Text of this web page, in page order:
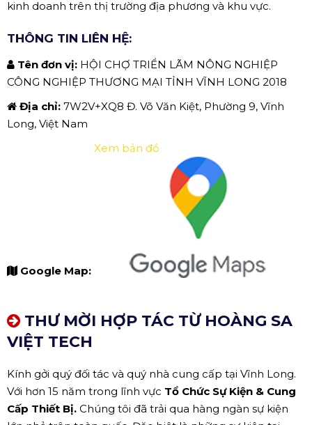
kinh doanh trên thị trường địa phương và khu vực.
THÔNG TIN LIÊN HỆ:
Tên đơn vị: HỘI CHỢ TRIỂN LÃM NÔNG NGHIỆP
CÔNG NGHIỆP THƯƠNG MẠI TỈNH VĨNH LONG 2018
Địa chỉ: 7W2V+XQ8 Đ. Võ Văn Kiệt, Phường 9, Vĩnh
Long, Việt Nam
Google Map:
Xem bản đồ
THƯ MỜI HỢP TÁC TỪ HOÀNG SA
VIỆT TECH
Kính gởi quý đối tác và quý nhà cung cấp tại Vĩnh Long.
Với hơn 15 năm trong lĩnh vực Tổ Chức Sự Kiện & Cung
Cấp Thiết Bị. Chúng tôi đã trải qua hàng ngàn sự kiện